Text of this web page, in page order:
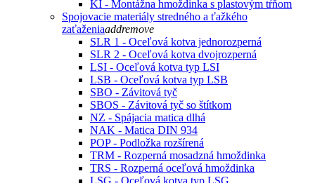
KI - Montážna hmoždinka s plastovým tŕňom
Spojovacie materiály stredného a ťažkého
zaťaženiaaddremove
SLR 1 - Oceľová kotva jednorozperná
SLR 2 - Oceľová kotva dvojrozperná
LSI - Oceľová kotva typ LSI
LSB - Oceľová kotva typ LSB
SBO - Závitová tyč
SBOS - Závitová tyč so štítkom
NZ - Spájacia matica dlhá
NAK - Matica DIN 934
POP - Podložka rozšírená
TRM - Rozperná mosadzná hmoždinka
TRS - Rozperná oceľová hmoždinka
LSG - Oceľová kotva typ LSG